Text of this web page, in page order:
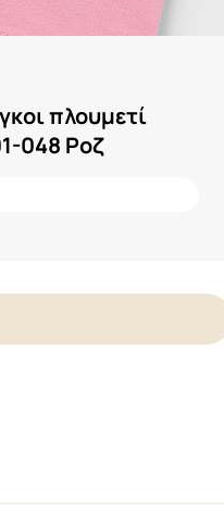
πλουμετί
048 Ροζ